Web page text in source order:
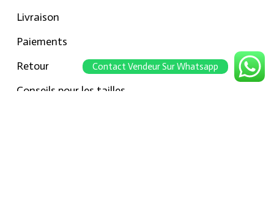
Livraison
Paiements
Retour
Conseils pour les tailles
Contact Vendeur Sur Whatsapp